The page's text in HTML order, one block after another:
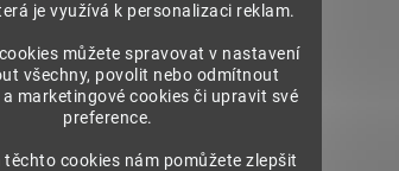
je využívá k personalizaci reklam.
můžete spravovat v nastavení
všechny, povolit nebo odmítnout
marketingové cookies či upravit své
preference.
těchto cookies nám pomůžete zlepšit